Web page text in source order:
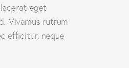
eget
Vivamus rutrum
efficitur, neque